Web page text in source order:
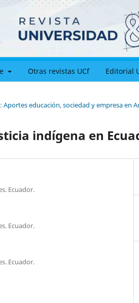
Otras revistas UCf Editorial
Aportes educación, sociedad y empresa en
indígena en
Ecuador.
Ecuador.
Ecuador.